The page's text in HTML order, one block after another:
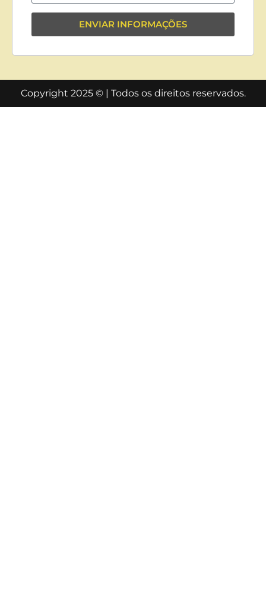
ENVIAR INFORMAÇÕES
Copyright 2025 © | Todos os direitos reservados.